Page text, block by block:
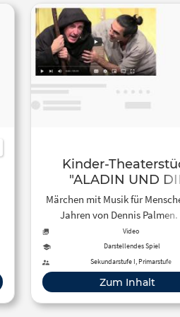
Kinder-
"ALADIN UND
Märchen mit Musik für
Jahren von Dennis Palmen. Der
Straßenjunge Aladin verliebt
die hübsche Jasmin, doch sie
Tochter des Sultans und darf
Prinzessin nicht mit dem
zusammen sein. Auch der
Hofzauberer Dschafar
Video
Darstellendes Spiel
Sekundarstufe I, Primarstufe
Zum Inhalt